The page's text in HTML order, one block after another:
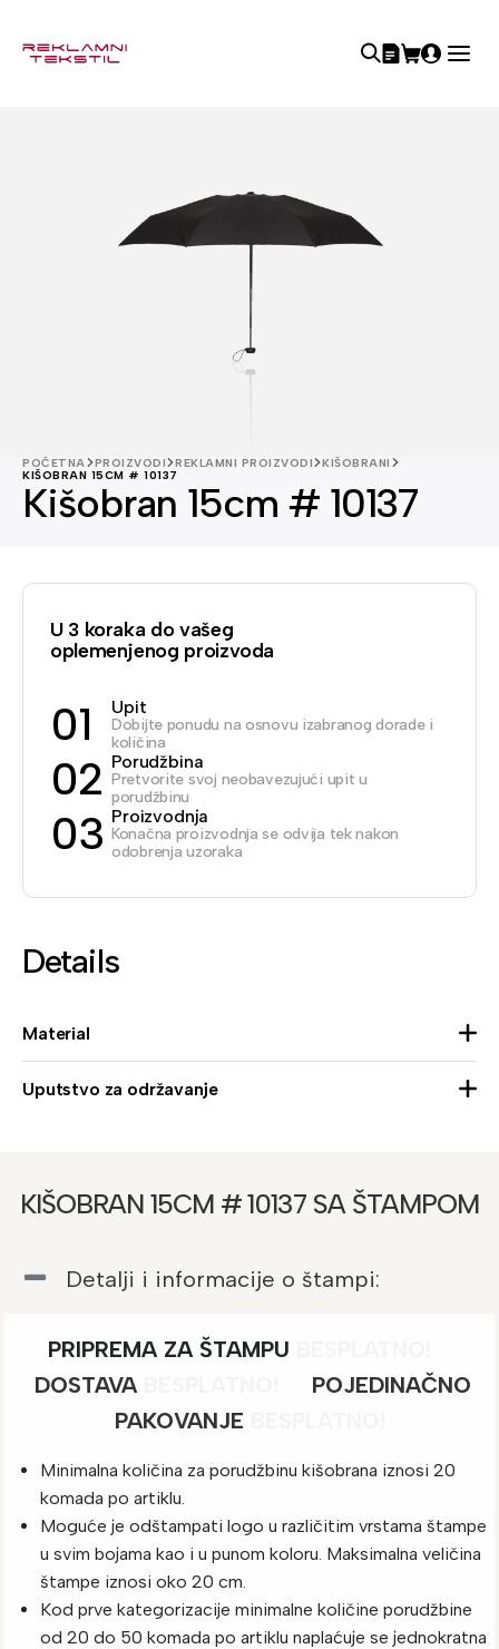
POČETNA PROIZVODI REKLAMNI PROIZVODI
KIŠOBRANI
KIŠOBRAN 15CM # 10137
Kišobran 15cm # 10137
U 3 koraka do vašeg
oplemenjenog proizvoda
01 Upit
Dobijte ponudu na osnovu izabranog dorade i
količina
02 Porudžbina
Pretvorite svoj neobavezujući upit u
porudžbinu
03 Proizvodnja
Konačna proizvodnja se odvija tek nakon
odobrenja uzoraka
Details
Material
Uputstvo za održavanje
KIŠOBRAN 15CM # 10137 SA ŠTAMPOM
Detalji i informacije o štampi:
PRIPREMA ZA ŠTAMPU
DOSTAVA
POJEDINAČNO
PAKOVANJE
Minimalna količina za porudžbinu kišobrana iznosi 20
komada po artiklu.
Moguće je odštampati logo u različitim vrstama štampe
u svim bojama kao i u punom koloru. Maksimalna veličina
štampe iznosi oko 20 cm.
Kod prve kategorizacije minimalne količine porudžbine
od 20 do 50 komada po artiklu naplaćuje se jednokratna